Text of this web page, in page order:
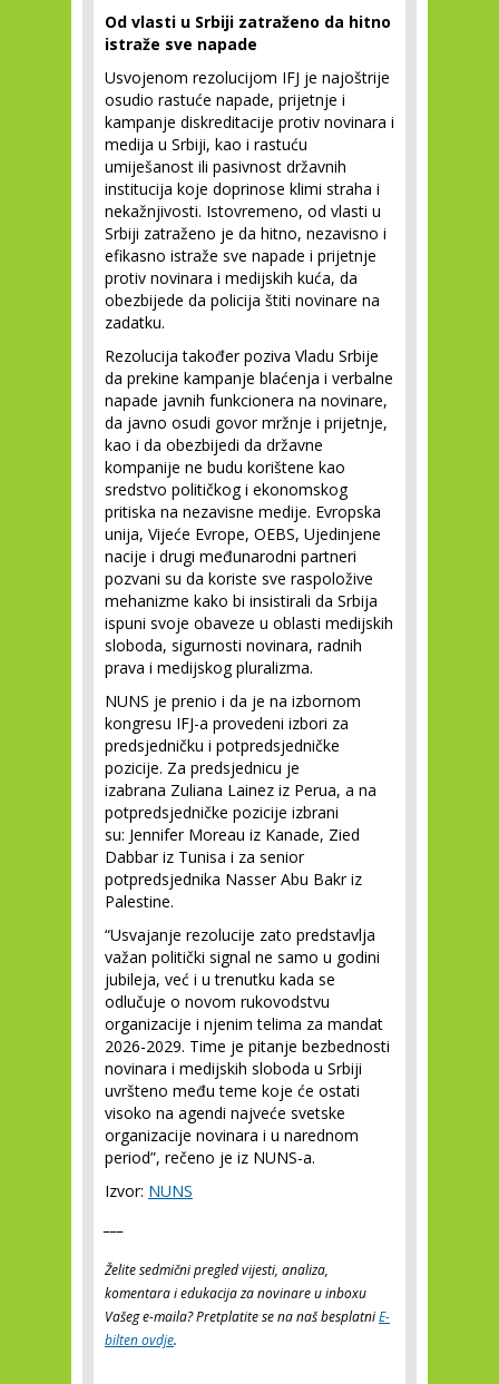
Od vlasti u Srbiji zatraženo da hitno
istraže sve napade
Usvojenom rezolucijom IFJ je najoštrije
osudio rastuće napade, prijetnje i
kampanje diskreditacije protiv novinara i
medija u Srbiji, kao i rastuću
umiješanost ili pasivnost državnih
institucija koje doprinose klimi straha i
nekažnjivosti. Istovremeno, od vlasti u
Srbiji zatraženo je da hitno, nezavisno i
efikasno istraže sve napade i prijetnje
protiv novinara i medijskih kuća, da
obezbijede da policija štiti novinare na
zadatku.
Rezolucija također poziva Vladu Srbije
da prekine kampanje blaćenja i verbalne
napade javnih funkcionera na novinare,
da javno osudi govor mržnje i prijetnje,
kao i da obezbijedi da državne
kompanije ne budu korištene kao
sredstvo političkog i ekonomskog
pritiska na nezavisne medije. Evropska
unija, Vijeće Evrope, OEBS, Ujedinjene
nacije i drugi međunarodni partneri
pozvani su da koriste sve raspoložive
mehanizme kako bi insistirali da Srbija
ispuni svoje obaveze u oblasti medijskih
sloboda, sigurnosti novinara, radnih
prava i medijskog pluralizma.
NUNS je prenio i da je na izbornom
kongresu IFJ-a provedeni izbori za
predsjedničku i potpredsjedničke
pozicije. Za predsjednicu je
izabrana Zuliana Lainez iz Perua, a na
potpredsjedničke pozicije izbrani
su: Jennifer Moreau iz Kanade, Zied
Dabbar iz Tunisa i za senior
potpredsjednika Nasser Abu Bakr iz
Palestine.
“Usvajanje rezolucije zato predstavlja
važan politički signal ne samo u godini
jubileja, već i u trenutku kada se
odlučuje o novom rukovodstvu
organizacije i njenim telima za mandat
2026-2029. Time je pitanje bezbednosti
novinara i medijskih sloboda u Srbiji
uvršteno među teme koje će ostati
visoko na agendi najveće svetske
organizacije novinara i u narednom
period”, rečeno je iz NUNS-a.
Izvor: NUNS
Želite sedmični pregled vijesti, analiza,
komentara i edukacija za novinare u inboxu
Vašeg e-maila? Pretplatite se na naš besplatniE-
bilten ovdje.